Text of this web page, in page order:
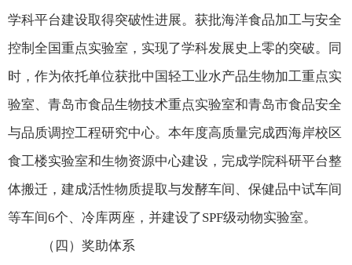
学科平台建设取得突破性进展。获批海洋食品加工与安全
控制全国重点实验室，实现了学科发展史上零的突破。同
时，作为依托单位获批中国轻工业水产品生物加工重点实
验室、青岛市食品生物技术重点实验室和青岛市食品安全
与品质调控工程研究中心。本年度高质量完成西海岸校区
食工楼实验室和生物资源中心建设，完成学院科研平台整
体搬迁，建成活性物质提取与发酵车间、保健品中试车间
等车间6个、冷库两座，并建设了SPF级动物实验室。
（四）奖助体系